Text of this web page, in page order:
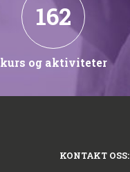
162
kurs og aktiviteter
KONTAKT OSS: